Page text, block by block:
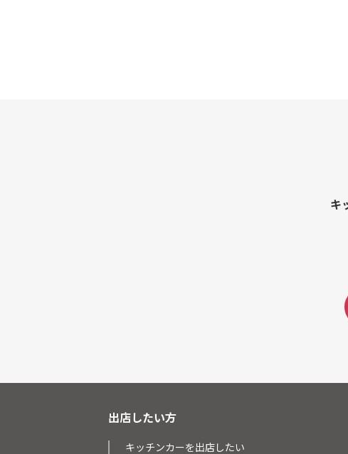
キ
出店したい方
キッチンカーを出店したい